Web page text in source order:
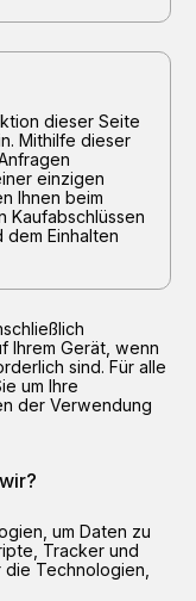
dieser Seite
Mithilfe dieser
einzigen
Ihnen beim
Kaufabschlüssen
Einhalten
Ihrem Gerät, wenn
sind. Für alle
um Ihre
der Verwendung
um Daten zu
Tracker und
Technologien,